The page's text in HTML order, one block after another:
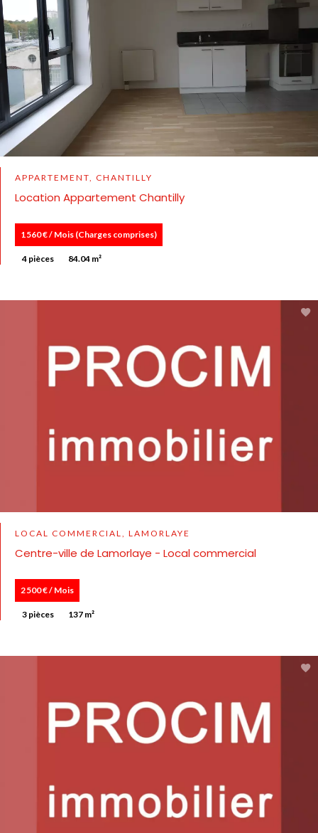
APPARTEMENT, CHANTILLY
Location Appartement Chantilly
1 560 € / Mois (Charges comprises)
4 pièces 84.04 m²
LOCAL COMMERCIAL, LAMORLAYE
Centre-ville de Lamorlaye - Local commercial
2 500 € / Mois
3 pièces 137 m²